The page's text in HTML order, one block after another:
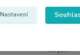
Nabíjení
Nastavení